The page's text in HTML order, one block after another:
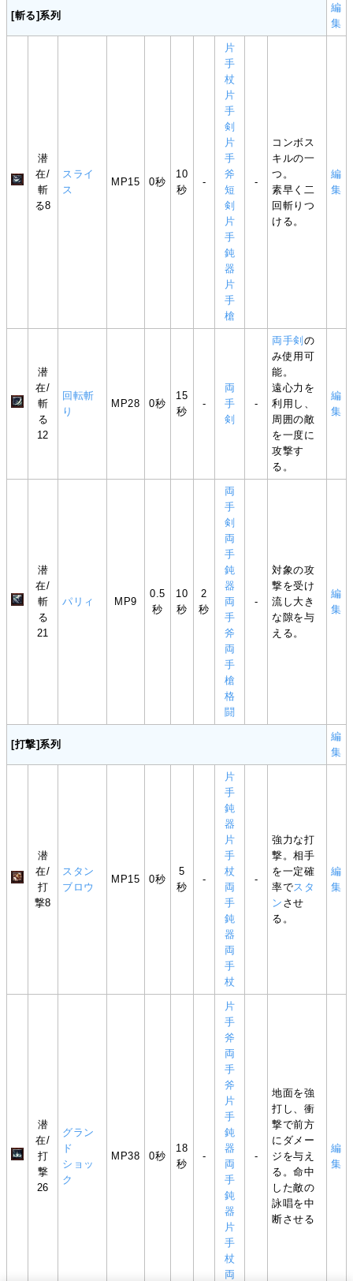
[斬る]系列
編
集
潜
在/
斬
る8
スライ
ス
MP15 0秒
10
秒
-
片
手
杖
片
手
剣
片
手
斧
短
剣
片
手
鈍
器
片
手
槍
-
コンボス
キルの一
つ。
素早く二
回斬りつ
ける。
編
集
潜
在/
斬
る
12
回転斬
り
MP28 0秒
15
秒
-
両
手
剣
-
両手剣の
み使用可
能。
遠心力を
利用し、
周囲の敵
を一度に
攻撃す
る。
編
集
潜
在/
斬
る
21
パリィ MP9
0.5
秒
10
秒
2
秒
両
手
剣
両
手
鈍
器
両
手
斧
両
手
槍
格
闘
-
対象の攻
撃を受け
流し大き
な隙を与
える。
編
集
[打撃]系列
編
集
潜
在/
打
撃8
スタン
ブロウ
MP15 0秒
5
秒
-
片
手
鈍
器
片
手
杖
両
手
鈍
器
両
手
杖
-
強力な打
撃。相手
を一定確
率でスタ
ン させ
る。
編
集
潜
在/
打
撃
26
グラン
ド
ショッ
ク
MP38 0秒
18
秒
-
片
手
斧
両
手
斧
片
手
鈍
器
両
手
鈍
器
片
手
杖
両
-
地面を強
打し、衝
撃で前方
にダメー
ジを与え
る。命中
した敵の
詠唱を中
断させる
編
集